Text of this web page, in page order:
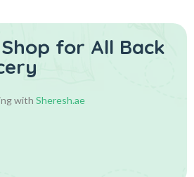
for All Back
with Sheresh.ae